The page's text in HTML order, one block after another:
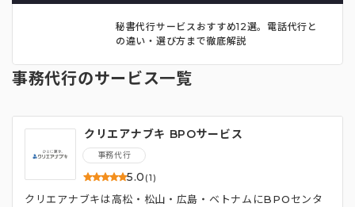
秘書代行サービスおすすめ12選。電話代行と
の違い・選び方まで徹底解説
事務代行のサービス一覧
クリエアナブキ BPOサービス
事務代行
5.0 (1)
クリエアナブキは高松・松山・広島・ベトナムにBPOセンタ